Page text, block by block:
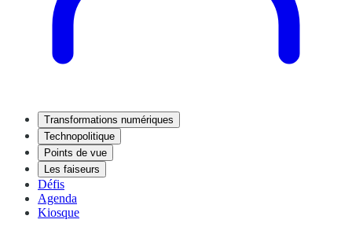
Transformations numériques
Technopolitique
Points de vue
Les faiseurs
Défis
Agenda
Kiosque